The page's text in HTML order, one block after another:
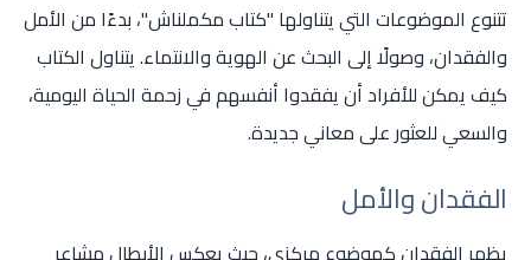
تتنوع الموضوعات التي يتناولها "كتاب مكملناش"، بدءًا من الأمل
والفقدان، وصولًا إلى البحث عن الهوية والانتماء. يتناول الكتاب
كيف يمكن للأفراد أن يفقدوا أنفسهم في زحمة الحياة اليومية،
والسعي للعثور على معاني جديدة.
الفقدان والأمل